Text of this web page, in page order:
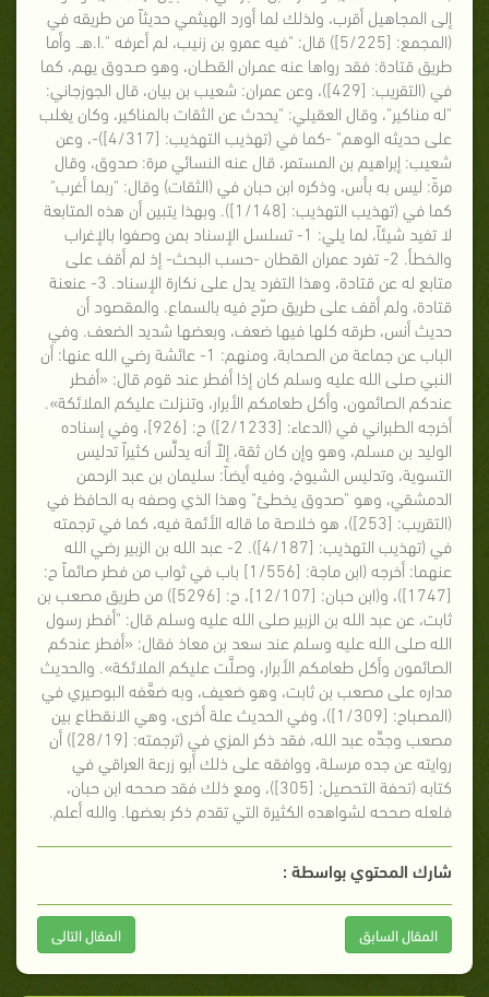
إلى المجاهيل أقرب، ولذلك لما أورد الهيثمي حديثاً من طريقه في
(المجمع: [5/225]) قال: "فيه عمرو بن زنيب، لم أعرفه ".ا.هـ. وأما
طريق قتادة: فقد رواها عنه عمـران القطـان، وهو صـدوق يهم، كما
في (التقريب: [429])، وعن عمران: شعيب بن بيان، قال الجوزجاني:
"له مناكير"، وقال العقيلي: "يحدث عن الثقات بالمناكير، وكان يغلب
على حديثه الوهم" -كما في (تهذيب التهذيب: [4/317])-، وعن
شعيب: إبراهيم بن المستمر، قال عنه النسائي مرة: صدوق، وقال
مرةً: ليس به بأس، وذكره ابن حبان في (الثقات) وقال: "ربما أغرب"
كما في (تهذيب التهذيب: [1/148]). وبهذا يتبين أن هذه المتابعة
لا تفيد شيئاً، لما يلي: 1- تسلسل الإسناد بمن وصفوا بالإغراب
والخطأ. 2- تفرد عمران القطان -حسب البحث- إذ لم أقف على
متابع له عن قتادة، وهذا التفرد يدل على نكارة الإسناد. 3- عنعنة
قتادة، ولم أقف على طريق صرّح فيه بالسماع. والمقصود أن
حديث أنس، طرقه كلها فيها ضعف، وبعضها شديد الضعف. وفي
الباب عن جماعة من الصحابة، ومنهم: 1- عائشة رضي الله عنها: أن
النبي صلى الله عليه وسلم كان إذا أفطر عند قوم قال: «أفطر
عندكم الصائمون، وأكل طعامكم الأبرار، وتنـزلت عليكم الملائكة».
أخرجه الطبراني في (الدعاء: [2/1233]) ح: [926]، وفي إسناده
الوليد بن مسلم، وهو وإن كان ثقة، إلاّ أنه يدلِّس كثيراً تدليس
التسوية، وتدليس الشيوخ، وفيه أيضاً: سليمان بن عبد الرحمن
الدمشقي، وهو "صدوق يخطئ" وهذا الذي وصفه به الحافظ في
(التقريب: [253])، هو خلاصة ما قاله الأئمة فيه، كما في ترجمته
في (تهذيب التهذيب: [4/187]). 2- عبد الله بن الزبير رضي الله
عنهما: أخرجه (ابن ماجة: [1/556] باب في ثواب من فطر صائماً ح:
[1747])، و(ابن حبان: [12/107]، ح: [5296]) من طريق مصعب بن
ثابت، عن عبد الله بن الزبير صلى الله عليه وسلم قال: "أفطر رسول
الله صلى الله عليه وسلم عند سعد بن معاذ فقال: «أفطر عندكم
الصائمون وأكل طعامكم الأبرار، وصلَّت عليكم الملائكة». والحديث
مداره على مصعب بن ثابت، وهو ضعيف، وبه ضعَّفه البوصيري في
(المصباح: [1/309])، وفي الحديث علة أخرى، وهي الانقطاع بين
مصعب وجدِّه عبد الله، فقد ذكر المزي في (ترجمته: [28/19]) أن
روايته عن جده مرسلة، ووافقه على ذلك أبو زرعة العراقي في
كتابه (تحفة التحصيل: [305])، ومع ذلك فقد صححه ابن حبان،
فلعله صححه لشواهده الكثيرة التي تقدم ذكر بعضها. والله أعلم.
شارك المحتوي بواسطة :
المقال السابق المقال التالى